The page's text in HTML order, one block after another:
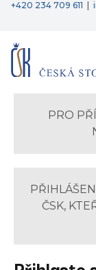
+420 234 709 611
PRO
ČSK,